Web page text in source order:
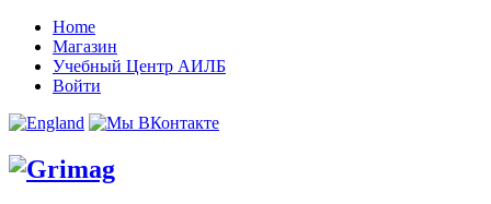
Home
Магазин
Учебный Центр АИЛБ
Войти